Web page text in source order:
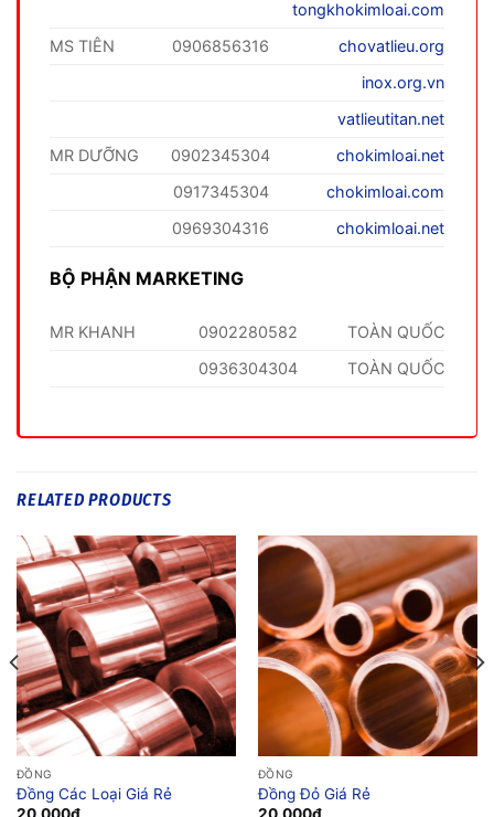
tongkhokimloai.com
MS TIÊN
0906856316
chovatlieu.org
inox.org.vn
vatlieutitan.net
MR DƯỠNG
0902345304
chokimloai.net
0917345304
chokimloai.com
0969304316
chokimloai.net
BỘ PHẬN MARKETING
MR KHANH 0902280582
TOÀN QUỐC
0936304304
TOÀN QUỐC
RELATED PRODUCTS
ĐỒNG
Đồng Các Loại Giá Rẻ
ĐỒNG
Đồng Đỏ Giá Rẻ